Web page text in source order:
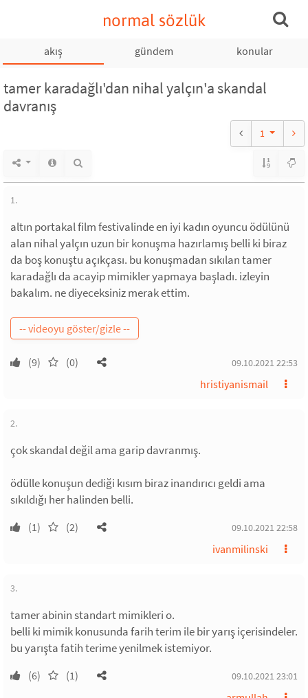
normal sözlük
akış gündem konular
tamer karadağlı'dan nihal yalçın'a skandal
davranış
1
1.
altın portakal film festivalinde en iyi kadın oyuncu ödülünü
alan nihal yalçın uzun bir konuşma hazırlamış belli ki biraz
da boş konuştu açıkçası. bu konuşmadan sıkılan tamer
karadağlı da acayip mimikler yapmaya başladı. izleyin
bakalım. ne diyeceksiniz merak ettim.
(9) (0) 09.10.2021 22:53
hristiyanismail
2.
çok skandal değil ama garip davranmış.
ödülle konuşun dediği kısım biraz inandırıcı geldi ama
sıkıldığı her halinden belli.
(1) (2) 09.10.2021 22:58
ivanmilinski
3.
tamer abinin standart mimikleri o.
belli ki mimik konusunda farih terim ile bir yarış içerisindeler.
bu yarışta fatih terime yenilmek istemiyor.
(6) (1) 09.10.2021 23:01